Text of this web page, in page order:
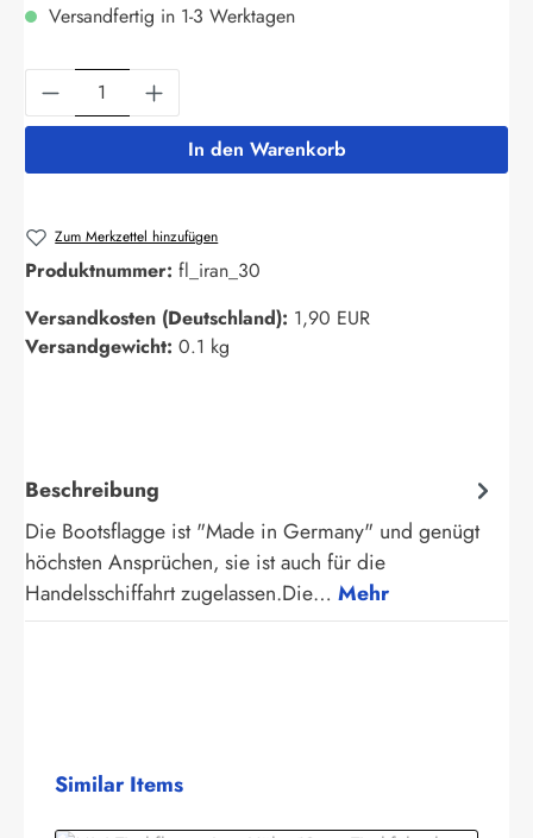
Versandfertig in 1-3 Werktagen
Produkt Anzahl: Gib den gewünschten
In den Warenkorb
Zum Merkzettel hinzufügen
Produktnummer: fl_iran_30
Versandkosten (Deutschland): 1,90 EUR
Versandgewicht: 0.1 kg
Beschreibung
Die Bootsflagge ist "Made in Germany" und genügt
höchsten Ansprüchen, sie ist auch für die
Handelsschiffahrt zugelassen.Die… Mehr
Produktgalerie überspringen
Similar Items